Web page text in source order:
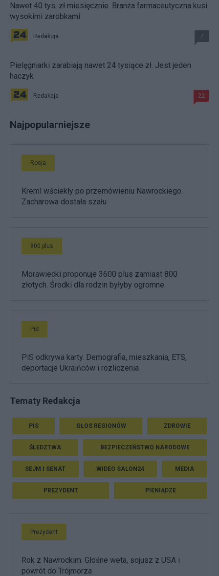
Nawet 40 tys. zł miesięcznie. Branża farmaceutyczna kusi
wysokimi zarobkami
Redakcja 7
Pielęgniarki zarabiają nawet 24 tysiące zł. Jest jeden
haczyk
Redakcja 22
Najpopularniejsze
Rosja
Kreml wściekły po przemówieniu Nawrockiego.
Zacharowa dostała szału
800 plus
Morawiecki proponuje 3600 plus zamiast 800
złotych. Środki dla rodzin byłyby ogromne
PiS
PiS odkrywa karty. Demografia, mieszkania, ETS,
deportacje Ukraińców i rozliczenia
Tematy Redakcja
PIS GŁOS REGIONÓW ZDROWIE
ŚLEDZTWA BEZPIECZEŃSTWO NARODOWE
SEJM I SENAT WIDEO SALON24 MEDIA
PREZYDENT PIENIĄDZE
Prezydent
Rok z Nawrockim. Głośne weta, sojusz z USA i
powrót do Trójmorza